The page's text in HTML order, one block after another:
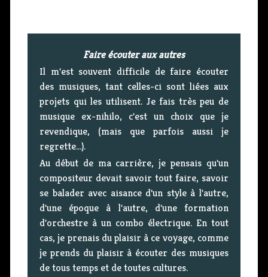
Faire écouter aux autres
Il m'est souvent difficile de faire écouter
des musiques, tant celles-ci sont liées aux
projets qui les utilisent. Je fais très peu de
musique ex-nihilo, c'est un choix que je
revendique, (mais que parfois aussi je
regrette...).
Au début de ma carrière, je pensais qu'un
compositeur devait savoir tout faire, savoir
se balader avec aisance d'un style à l'autre,
d'une époque à l'autre, d'une formation
d'orchestre à un combo électrique. En tout
cas, je prenais du plaisir à ce voyage, comme
je prends du plaisir à écouter des musiques
de tous temps et de toutes cultures.